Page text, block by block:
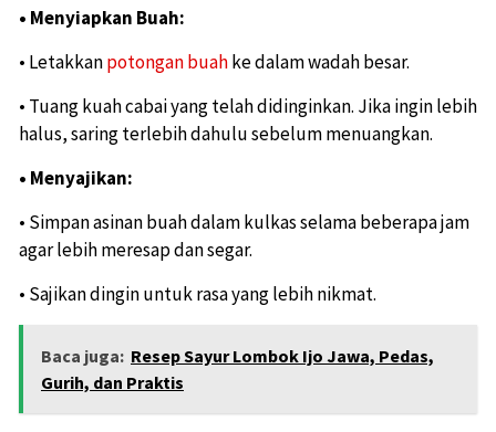
• Menyiapkan Buah:
• Letakkanpotongan buahke dalam wadah besar.
• Tuang kuah cabai yang telah didinginkan. Jika ingin lebih
halus, saring terlebih dahulu sebelum menuangkan.
• Menyajikan:
• Simpan asinan buah dalam kulkas selama beberapa jam
agar lebih meresap dan segar.
• Sajikan dingin untuk rasa yang lebih nikmat.
Baca juga: Resep Sayur Lombok Ijo Jawa, Pedas,
Gurih, dan Praktis